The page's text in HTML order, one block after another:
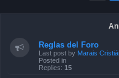
Reglas del Foro
Last post by Marais
Posted in
Replies: 15